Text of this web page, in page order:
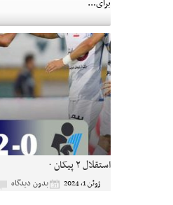
استقلال ۲ پیکان ۰
ژوئن 1, 2024 بدون دیدگاه